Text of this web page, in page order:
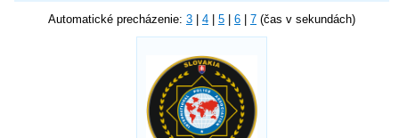
Automatické precházenie: 3 4 5 6 7 (čas v sekundách)